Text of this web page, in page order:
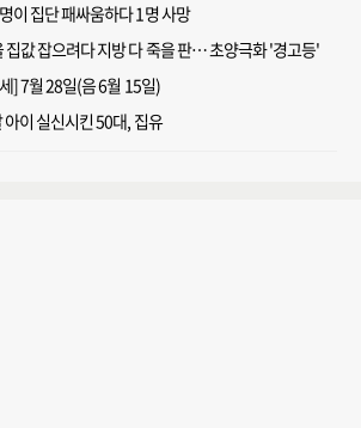
이 집단 패싸움하다 1명 사망
집값 잡으려다 지방 다 죽을 판… 초양극화 '경고등'
] 7월 28일(음 6월 15일)
이 실신시킨 50대, 집유